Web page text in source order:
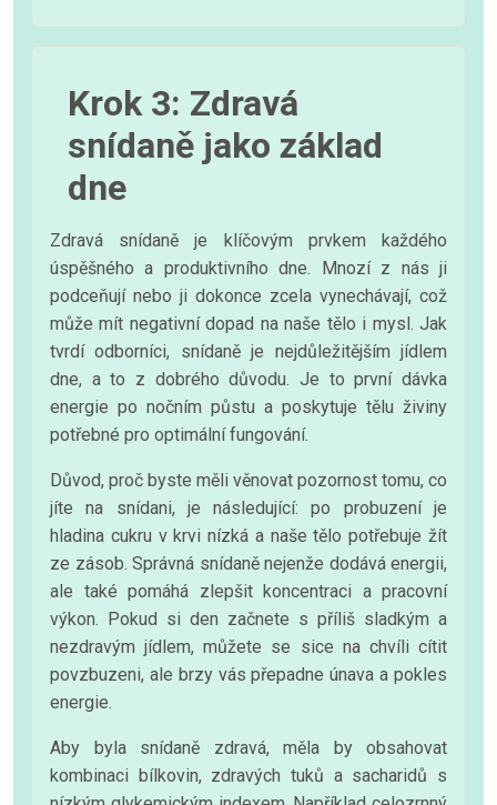
Krok 3: Zdravá
snídaně jako základ
dne
Zdravá snídaně je klíčovým prvkem každého
úspěšného a produktivního dne. Mnozí z nás ji
podceňují nebo ji dokonce zcela vynechávají, což
může mít negativní dopad na naše tělo i mysl. Jak
tvrdí odborníci, snídaně je nejdůležitějším jídlem
dne, a to z dobrého důvodu. Je to první dávka
energie po nočním půstu a poskytuje tělu živiny
potřebné pro optimální fungování.
Důvod, proč byste měli věnovat pozornost tomu, co
jíte na snídani, je následující: po probuzení je
hladina cukru v krvi nízká a naše tělo potřebuje žít
ze zásob. Správná snídaně nejenže dodává energii,
ale také pomáhá zlepšit koncentraci a pracovní
výkon. Pokud si den začnete s příliš sladkým a
nezdravým jídlem, můžete se sice na chvíli cítit
povzbuzeni, ale brzy vás přepadne únava a pokles
energie.
Aby byla snídaně zdravá, měla by obsahovat
kombinaci bílkovin, zdravých tuků a sacharidů s